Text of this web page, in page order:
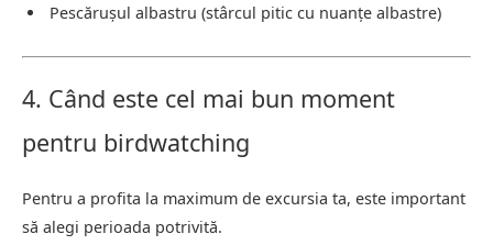
Pescărușul albastru (stârcul pitic cu nuanțe albastre)
4. Când este cel mai bun moment
pentru birdwatching
Pentru a profita la maximum de excursia ta, este important
să alegi perioada potrivită.